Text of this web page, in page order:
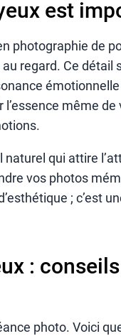
est
photographie de
regard. Ce détail
même
qui attire
vos photos
; c’est
:
photo. Voici